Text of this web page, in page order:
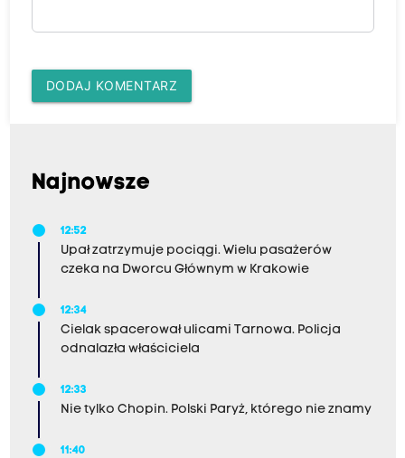
DODAJ KOMENTARZ
Najnowsze
12:52
Upał zatrzymuje pociągi. Wielu pasażerów
czeka na Dworcu Głównym w Krakowie
12:34
Cielak spacerował ulicami Tarnowa. Policja
odnalazła właściciela
12:33
Nie tylko Chopin. Polski Paryż, którego nie znamy
11:40